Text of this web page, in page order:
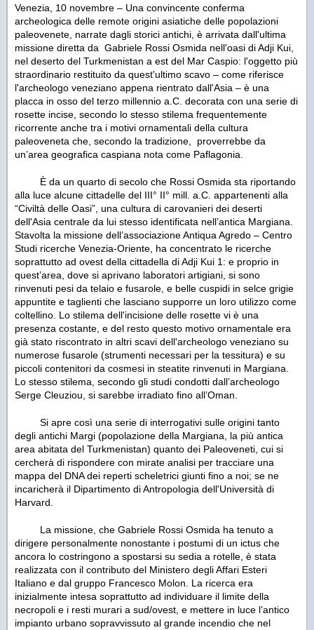
Venezia, 10 novembre – Una convincente conferma
archeologica delle remote origini asiatiche delle popolazioni
paleovenete, narrate dagli storici antichi, è arrivata dall'ultima
missione diretta da Gabriele Rossi Osmida nell'oasi di Adji Kui,
nel deserto del Turkmenistan a est del Mar Caspio: l'oggetto più
straordinario restituito da quest'ultimo scavo – come riferisce
l'archeologo veneziano appena rientrato dall'Asia – è una
placca in osso del terzo millennio a.C. decorata con una serie di
rosette incise, secondo lo stesso stilema frequentemente
ricorrente anche tra i motivi ornamentali della cultura
paleoveneta che, secondo la tradizione, proverrebbe da
un’area geografica caspiana nota come Paflagonia.
È da un quarto di secolo che Rossi Osmida sta riportando
alla luce alcune cittadelle del III° II° mill. a.C. appartenenti alla
“Civiltà delle Oasi”, una cultura di carovanieri dei deserti
dell'Asia centrale da lui stesso identificata nell’antica Margiana.
Stavolta la missione dell’associazione Antiqua Agredo – Centro
Studi ricerche Venezia-Oriente, ha concentrato le ricerche
soprattutto ad ovest della cittadella di Adji Kui 1: e proprio in
quest’area, dove si aprivano laboratori artigiani, si sono
rinvenuti pesi da telaio e fusarole, e belle cuspidi in selce grigie
appuntite e taglienti che lasciano supporre un loro utilizzo come
coltellino. Lo stilema dell'incisione delle rosette vi è una
presenza costante, e del resto questo motivo ornamentale era
già stato riscontrato in altri scavi dell'archeologo veneziano su
numerose fusarole (strumenti necessari per la tessitura) e su
piccoli contenitori da cosmesi in steatite rinvenuti in Margiana.
Lo stesso stilema, secondo gli studi condotti dall’archeologo
Serge Cleuziou, si sarebbe irradiato fino all’Oman.
Si apre così una serie di interrogativi sulle origini tanto
degli antichi Margi (popolazione della Margiana, la più antica
area abitata del Turkmenistan) quanto dei Paleoveneti, cui si
cercherà di rispondere con mirate analisi per tracciare una
mappa del DNA dei reperti scheletrici giunti fino a noi; se ne
incaricherà il Dipartimento di Antropologia dell'Università di
Harvard.
La missione, che Gabriele Rossi Osmida ha tenuto a
dirigere personalmente nonostante i postumi di un ictus che
ancora lo costringono a spostarsi su sedia a rotelle, è stata
realizzata con il contributo del Ministero degli Affari Esteri
Italiano e dal gruppo Francesco Molon. La ricerca era
inizialmente intesa soprattutto ad individuare il limite della
necropoli e i resti murari a sud/ovest, e mettere in luce l’antico
impianto urbano sopravvissuto al grande incendio che nel